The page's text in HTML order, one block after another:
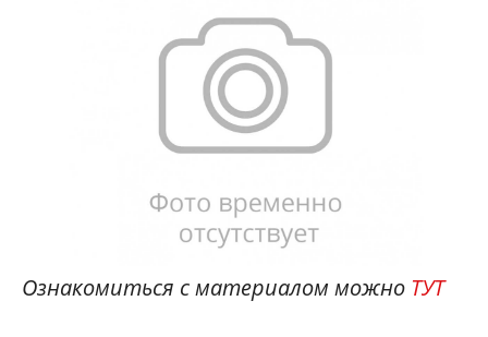
Ознакомиться с материалом можно ТУТ